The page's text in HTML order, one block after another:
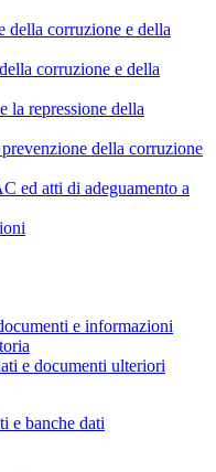
della corruzione e della
corruzione e della
la repressione della
della corruzione
ed atti di adeguamento a
e informazioni
e documenti ulteriori
e banche dati